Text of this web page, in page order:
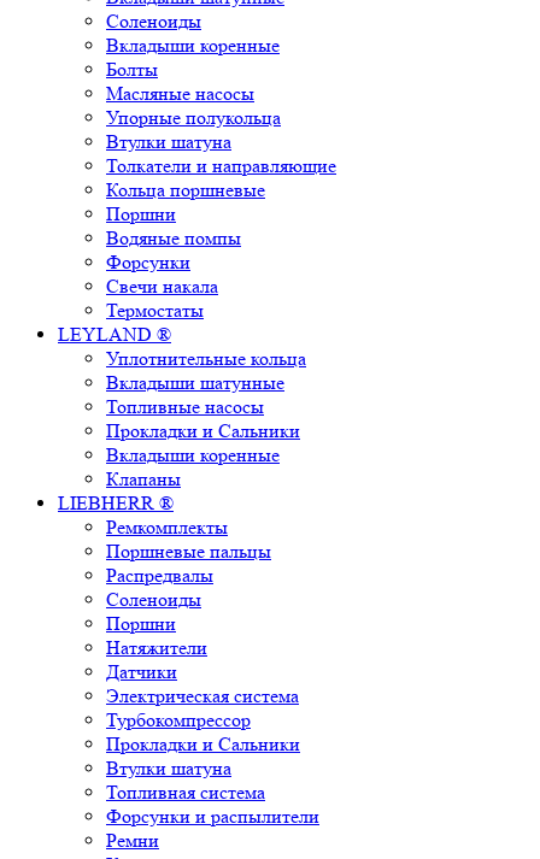
Соленоиды
Вкладыши коренные
Болты
Масляные насосы
Упорные полукольца
Втулки шатуна
Толкатели и направляющие
Кольца поршневые
Поршни
Водяные помпы
Форсунки
Свечи накала
Термостаты
LEYLAND ®
Уплотнительные кольца
Вкладыши шатунные
Топливные насосы
Прокладки и Сальники
Вкладыши коренные
Клапаны
LIEBHERR ®
Ремкомплекты
Поршневые пальцы
Распредвалы
Соленоиды
Поршни
Натяжители
Датчики
Электрическая система
Турбокомпрессор
Прокладки и Сальники
Втулки шатуна
Топливная система
Форсунки и распылители
Ремни